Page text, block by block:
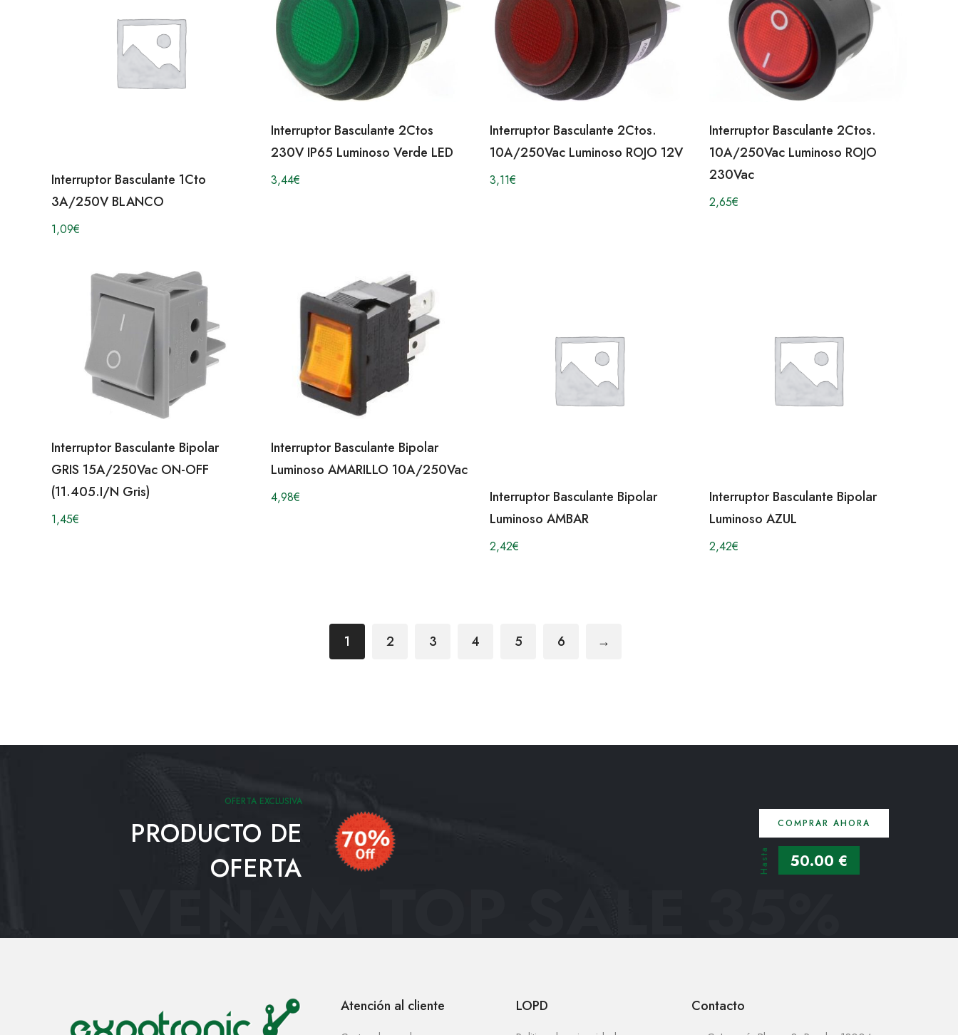
Interruptor Basculante 1Cto
3A/250V BLANCO
1,09€
Interruptor Basculante 2Ctos
230V IP65 Luminoso Verde LED
3,44€
Interruptor Basculante 2Ctos.
10A/250Vac Luminoso ROJO 12V
3,11€
Interruptor Basculante 2Ctos.
10A/250Vac Luminoso ROJO
230Vac
2,65€
Interruptor Basculante Bipolar
GRIS 15A/250Vac ON-OFF
(11.405.I/N Gris)
1,45€
Interruptor Basculante Bipolar
Luminoso AMARILLO 10A/250Vac
4,98€
Interruptor Basculante Bipolar
Luminoso AMBAR
2,42€
Interruptor Basculante Bipolar
Luminoso AZUL
2,42€
1 2 3 4 5 6 →
OFERTA EXCLUSIVA
PRODUCTO DE
OFERTA
COMPRAR AHORA
Hasta 50.00 €
VENAM TOP SALE 35%
Atención al cliente LOPD Contacto